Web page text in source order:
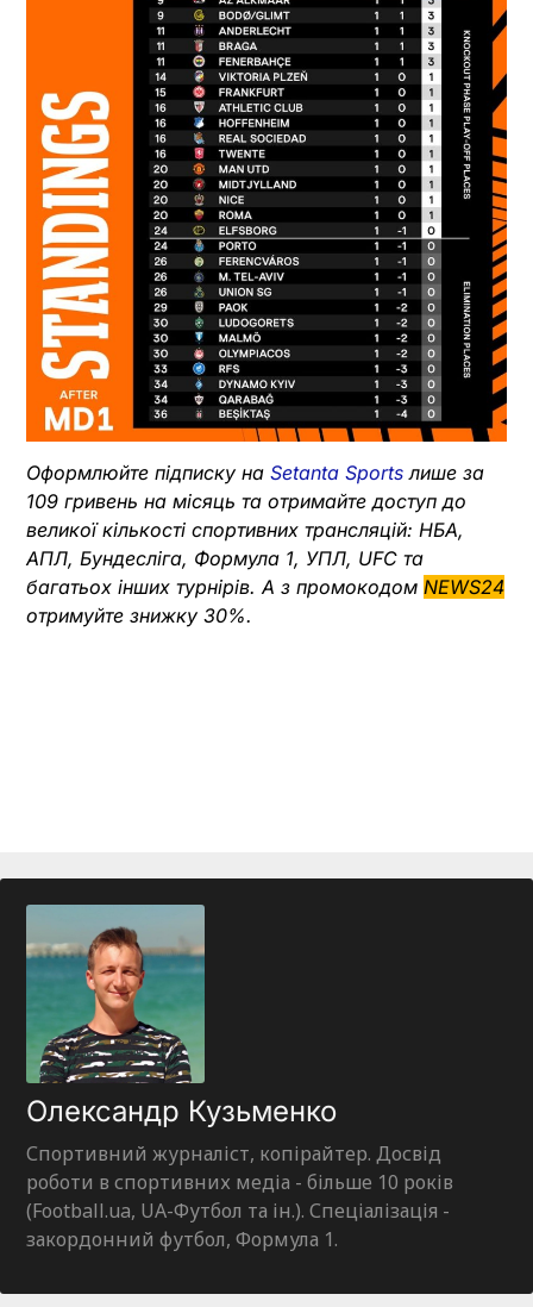
Оформлюйте підписку на Setanta Sports лише за
109 гривень на місяць та отримайте доступ до
великої кількості спортивних трансляцій: НБА,
АПЛ, Бундесліга, Формула 1, УПЛ, UFC та
багатьох інших турнірів. А з промокодом NEWS24
отримуйте знижку 30%.
Олександр Кузьменко
Спортивний журналіст, копірайтер. Досвід
роботи в спортивних медіа - більше 10 років
(Football.ua, UA-Футбол та ін.). Спеціалізація -
закордонний футбол, Формула 1.